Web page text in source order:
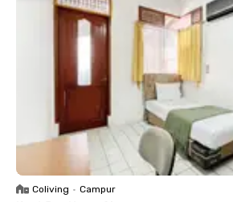
Coliving • Campur